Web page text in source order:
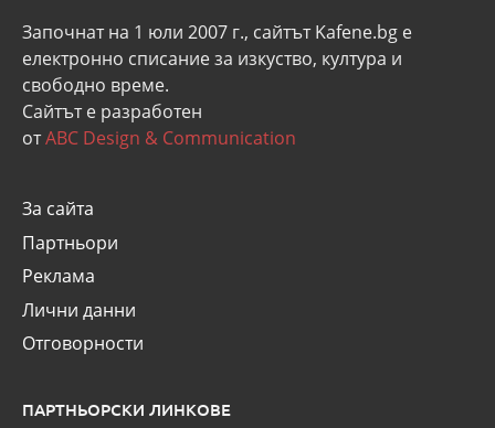
Започнат на 1 юли 2007 г., сайтът Kafene.bg e
eлектронно списание за изкуство, култура и
свободно време.
Сайтът е разработен
отABC Design & Communication
За сайта
Партньори
Реклама
Лични данни
Отговорности
ПАРТНЬОРСКИ ЛИНКОВЕ